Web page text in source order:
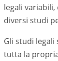
legali
diversi studi
Gli studi
tutta la